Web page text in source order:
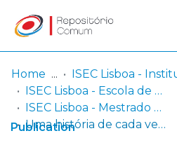
Communities
& Collections
Log
In
(current)
Home
ISEC Lisboa - Escola de Educação e Desenvolvimento Humano
ISEC Lisboa - Mestrado em Educação Pré-Escolar e Ensino do 1º Ciclo do Ensino Básico
Uma história de cada vez: A escrita no 1º ano do 1º Ciclo do Ensino Básico
Publication